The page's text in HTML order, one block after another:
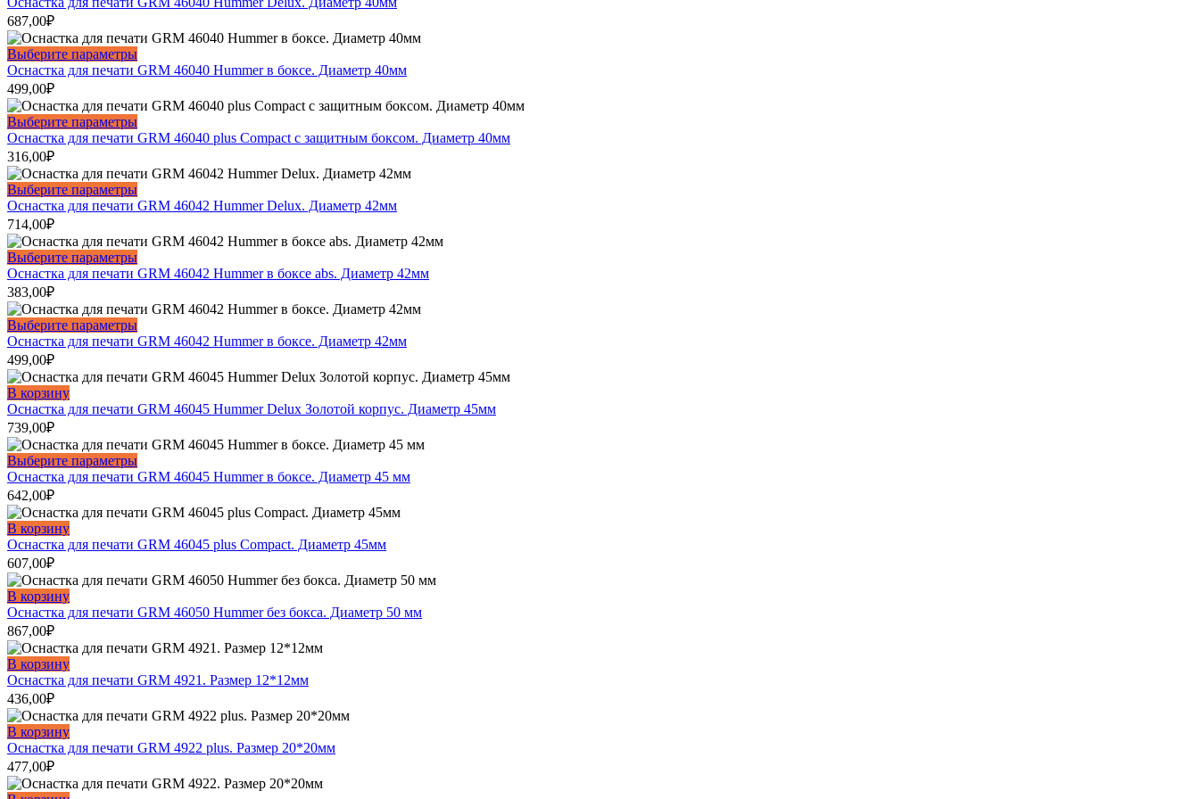
можно
выбрать
на
странице
товара.
несколько
вариаций.
Опции
можно
выбрать
на
странице
товара.
687,00₽
Выберите параметрыЭтот
товар
несколько
вариаций.
Опции
можно
выбрать
на
странице
товара.
Оснастка для печати GRM 46040 Hummer в боксе. Диаметр 40мм
499,00₽
Выберите параметрыЭтот
товар
несколько
вариаций.
Опции
можно
выбрать
на
странице
товара.
Оснастка для печати GRM 46040 plus Compact с защитным боксом. Диаметр 40мм
316,00₽
Выберите параметрыЭтот
товар
несколько
вариаций.
Опции
можно
выбрать
на
странице
товара.
Оснастка для печати GRM 46042 Hummer Delux. Диаметр 42мм
714,00₽
Выберите параметрыЭтот
товар
несколько
вариаций.
Опции
можно
выбрать
на
странице
товара.
Оснастка для печати GRM 46042 Hummer в боксе abs. Диаметр 42мм
383,00₽
Выберите параметрыЭтот
товар
несколько
Опции
можно
выбрать
на
странице
товара.
Оснастка для печати GRM 46042 Hummer в боксе. Диаметр 42мм
499,00₽
В корзину
Оснастка для печати GRM 46045 Hummer Delux Золотой корпус. Диаметр 45мм
739,00₽
Выберите параметрыЭтот
товар
несколько
Опции
можно
выбрать
на
странице
товара.
Оснастка для печати GRM 46045 Hummer в боксе. Диаметр 45 мм
642,00₽
В корзину
Оснастка для печати GRM 46045 plus Compact. Диаметр 45мм
607,00₽
В корзину
Оснастка для печати GRM 46050 Hummer без бокса. Диаметр 50 мм
867,00₽
В корзину
Оснастка для печати GRM 4921. Размер 12*12мм
436,00₽
В корзину
Оснастка для печати GRM 4922 plus. Размер 20*20мм
477,00₽